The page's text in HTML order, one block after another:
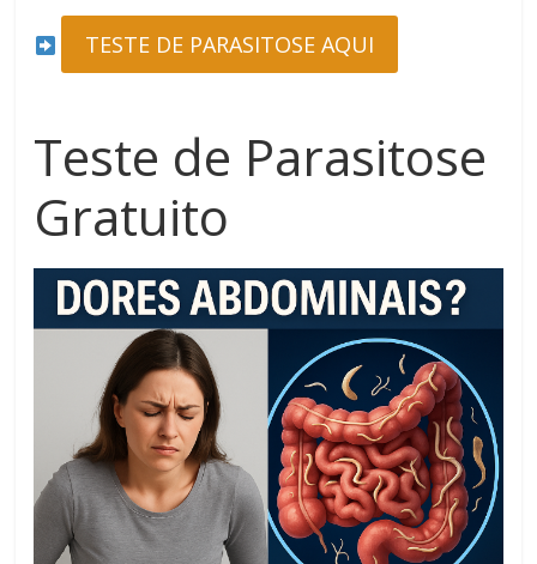
TESTE DE PARASITOSE AQUI
Teste de Parasitose
Gratuito